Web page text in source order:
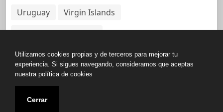
Uruguay
Virgin Islands
Virgin Islands, British
Copyright © All rights reserved.
Utilizamos cookies propias y de terceros para mejorar tu
experiencia. Si sigues navegando, consideramos que aceptas
nuestra política de cookies
Cerrar